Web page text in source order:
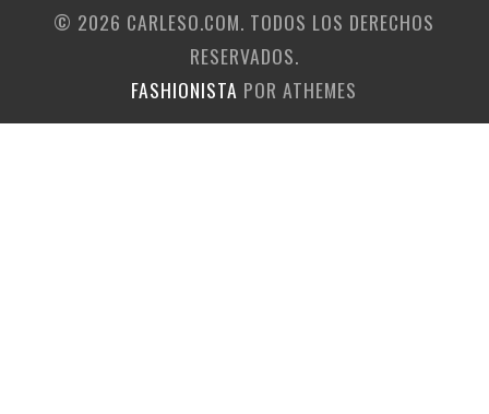
© 2026 CARLESO.COM. TODOS LOS DERECHOS
RESERVADOS.
FASHIONISTA POR ATHEMES